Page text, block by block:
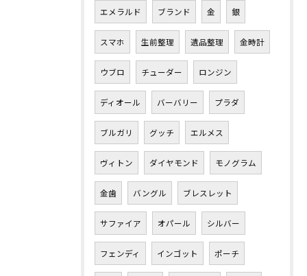
エメラルド ブランド 金 銀
スマホ 生前整理 遺品整理 金時計
ウブロ チューダー ロンジン
ディオール バーバリー プラダ
ブルガリ グッチ エルメス
ヴィトン ダイヤモンド モノグラム
金歯 バングル ブレスレット
サファイア オパール シルバー
フェンディ インゴット ポーチ